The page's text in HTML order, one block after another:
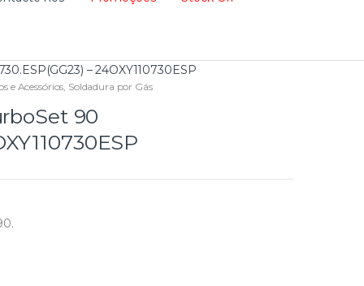
– 24OXY110730ESP
e Acessórios Soldadura por Gás
90